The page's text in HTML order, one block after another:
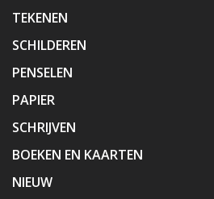
TEKENEN
SCHILDEREN
PENSELEN
PAPIER
SCHRIJVEN
BOEKEN EN KAARTEN
NIEUW